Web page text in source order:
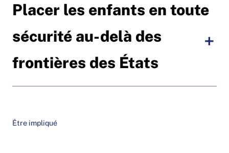
Placer les enfants en toute
sécurité au-delà des
frontières des États
Être impliqué